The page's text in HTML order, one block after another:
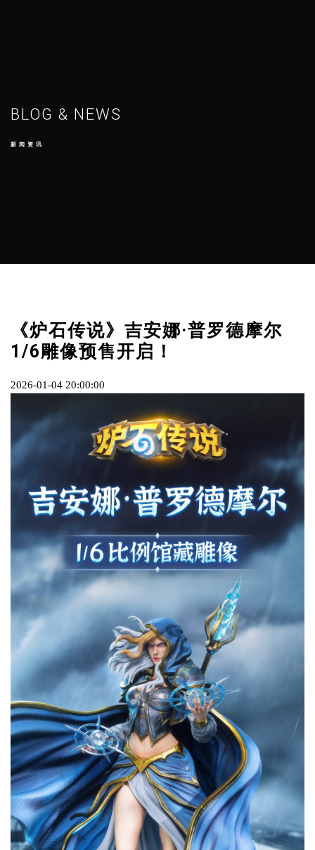
BLOG & NEWS
新闻资讯
《炉石传说》吉安娜·普罗德摩尔
1/6雕像预售开启！
2026-01-04 20:00:00